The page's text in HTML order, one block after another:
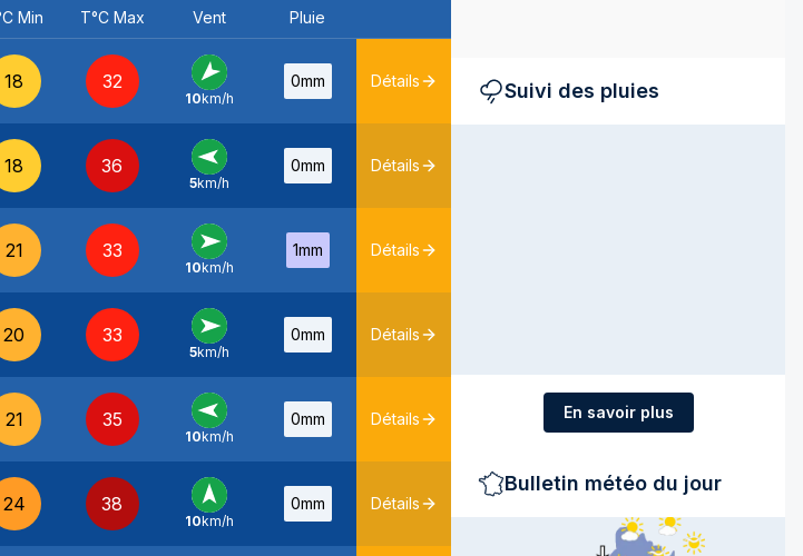
Min T°C Max Vent Pluie
18 32
NE -
10km/h
0mm Détails
18 36
E -
5km/h
0mm Détails
21 33
O -
10km/h
1mm Détails
20 33
O -
5km/h
0mm Détails
21 35
E -
10km/h
0mm Détails
24 38
S -
10km/h
0mm Détails
Suivi des pluies
En savoir plus
Bulletin météo du jour